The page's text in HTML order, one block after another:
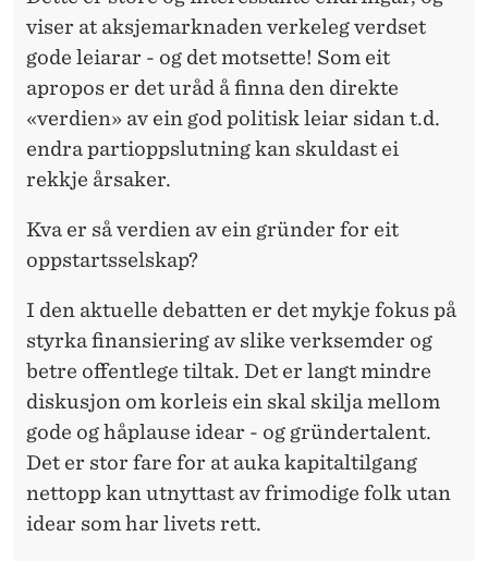
viser at aksjemarknaden verkeleg verdset
gode leiarar - og det motsette! Som eit
apropos er det uråd å finna den direkte
«verdien» av ein god politisk leiar sidan t.d.
endra partioppslutning kan skuldast ei
rekkje årsaker.
Kva er så verdien av ein gründer for eit
oppstartsselskap?
I den aktuelle debatten er det mykje fokus på
styrka finansiering av slike verksemder og
betre offentlege tiltak. Det er langt mindre
diskusjon om korleis ein skal skilja mellom
gode og håplause idear - og gründertalent.
Det er stor fare for at auka kapitaltilgang
nettopp kan utnyttast av frimodige folk utan
idear som har livets rett.